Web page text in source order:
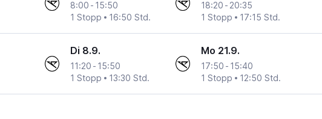
8:00 - 15:50
1 Stopp
16:50 Std.
18:20 - 20:35
1 Stopp
17:15 Std.
Di 8.9.
11:20 - 15:50
1 Stopp
13:30 Std.
Mo 21.9.
17:50 - 15:40
1 Stopp
12:50 Std.